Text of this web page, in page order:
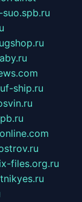
f-ship.ru
files.org.ru